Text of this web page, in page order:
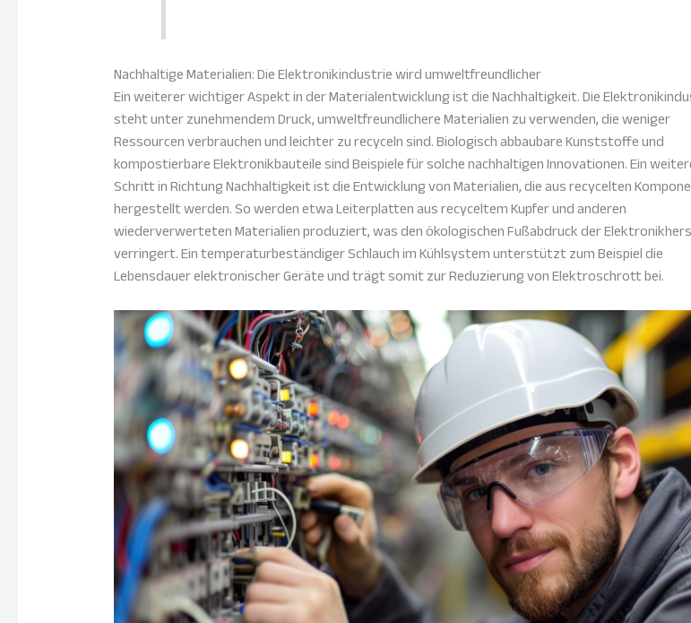
Nachhaltige Materialien: Die Elektronikindustrie wird umweltfreundlicher
Ein weiterer wichtiger Aspekt in der Materialentwicklung ist die Nachhaltigkeit. Die
steht unter zunehmendem Druck, umweltfreundlichere Materialien zu verwenden, die weniger
Ressourcen verbrauchen und leichter zu recyceln sind. Biologisch abbaubare Kunststoffe und
kompostierbare Elektronikbauteile sind Beispiele für solche nachhaltigen Innovationen. Ein
Schritt in Richtung Nachhaltigkeit ist die Entwicklung von Materialien, die aus recycelten
hergestellt werden. So werden etwa Leiterplatten aus recyceltem Kupfer und anderen
wiederverwerteten Materialien produziert, was den ökologischen Fußabdruck der
verringert. Ein temperaturbeständiger Schlauch im Kühlsystem unterstützt zum Beispiel die
Lebensdauer elektronischer Geräte und trägt somit zur Reduzierung von Elektroschrott bei.